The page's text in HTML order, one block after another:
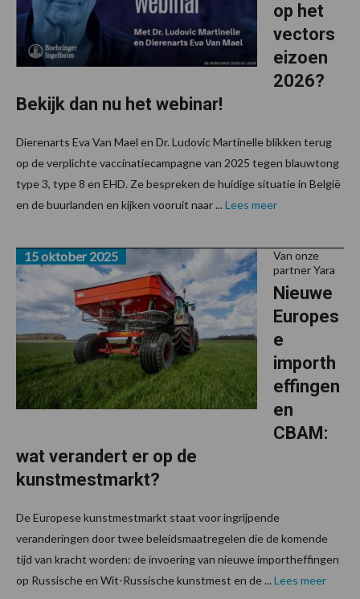
op het
vectors
eizoen
2026?
Bekijk dan nu het webinar!
Dierenarts Eva Van Mael en Dr. Ludovic Martinelle blikken terug
op de verplichte vaccinatiecampagne van 2025 tegen blauwtong
type 3, type 8 en EHD. Ze bespreken de huidige situatie in België
en de buurlanden en kijken vooruit naar ... Lees meer
Van onze
partner Yara
Nieuwe
Europes
e
importh
effingen
en
CBAM:
wat verandert er op de
kunstmestmarkt?
15 oktober 2025
De Europese kunstmestmarkt staat voor ingrijpende
veranderingen door twee beleidsmaatregelen die de komende
tijd van kracht worden: de invoering van nieuwe importheffingen
op Russische en Wit-Russische kunstmest en de ... Lees meer